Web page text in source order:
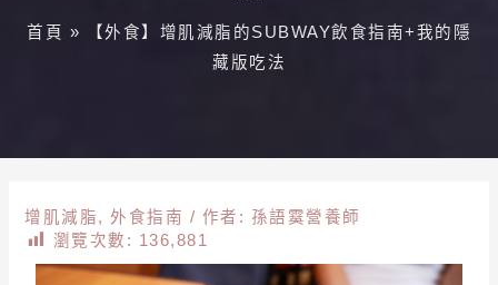
首頁 »
【外食】增肌減脂的SUBWAY飲食指南+我的隱
藏版吃法
增肌減脂,外食指南 / 作者: 孫語霙營養師
瀏覽次數: 136,881